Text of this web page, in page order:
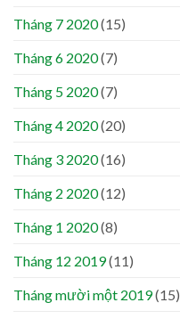
Tháng 7 2020(15)
Tháng 6 2020(7)
Tháng 5 2020(7)
Tháng 4 2020(20)
Tháng 3 2020(16)
Tháng 2 2020(12)
Tháng 1 2020(8)
Tháng 12 2019(11)
Tháng mười một 2019(15)